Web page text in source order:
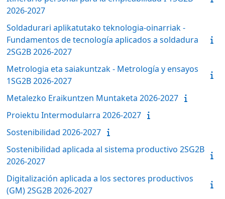
2026-2027
Soldadurari aplikatutako teknologia-oinarriak -
Fundamentos de tecnología aplicados a soldadura
2SG2B 2026-2027
Metrologia eta saiakuntzak - Metrología y ensayos
1SG2B 2026-2027
Metalezko Eraikuntzen Muntaketa 2026-2027
Proiektu Intermodularra 2026-2027
Sostenibilidad 2026-2027
Sostenibilidad aplicada al sistema productivo 2SG2B
2026-2027
Digitalización aplicada a los sectores productivos
(GM) 2SG2B 2026-2027